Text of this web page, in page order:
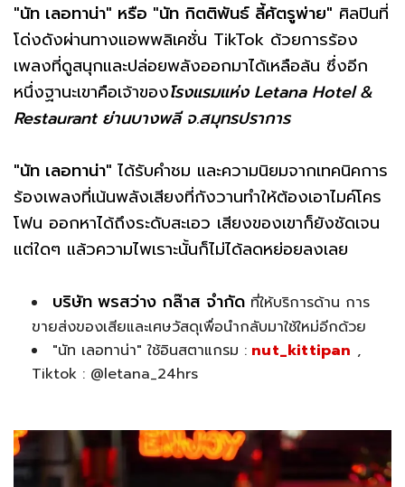
"นัท เลอทาน่า" หรือ "นัท กิตติพันธ์ ลี้ศัตรูพ่าย" ศิลปินที่
โด่งดังผ่านทางแอพพลิเคชั่น TikTok ด้วยการร้อง
เพลงที่ดูสนุกและปล่อยพลังออกมาได้เหลือล้น ซึ่งอีก
หนึ่งฐานะเขาคือเจ้าของโรงแรมแห่ง Letana Hotel &
Restaurant ย่านบางพลี จ.สมุทรปราการ
"นัท เลอทาน่า" ได้รับคำชม และความนิยมจากเทคนิคการ
ร้องเพลงที่เน้นพลังเสียงที่กังวานทำให้ต้องเอาไมค์โคร
โฟน ออกหาได้ถึงระดับสะเอว เสียงของเขาก็ยังชัดเจน
แต่ใดๆ แล้วความไพเราะนั้นก็ไม่ได้ลดหย่อยลงเลย
บริษัท พรสว่าง กล๊าส จำกัด ที่ให้บริการด้าน การ
ขายส่งของเสียและเศษวัสดุเพื่อนำกลับมาใช้ใหม่อีกด้วย
"นัท เลอทาน่า" ใช้อินสตาแกรม : nut_kittipan ,
Tiktok : @letana_24hrs